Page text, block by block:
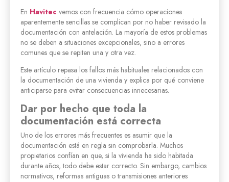
En Havitec vemos con frecuencia cómo operaciones
aparentemente sencillas se complican por no haber revisado la
documentación con antelación. La mayoría de estos problemas
no se deben a situaciones excepcionales, sino a errores
comunes que se repiten una y otra vez.
Este artículo repasa los fallos más habituales relacionados con
la documentación de una vivienda y explica por qué conviene
anticiparse para evitar consecuencias innecesarias.
Dar por hecho que toda la
documentación está correcta
Uno de los errores más frecuentes es asumir que la
documentación está en regla sin comprobarla. Muchos
propietarios confían en que, si la vivienda ha sido habitada
durante años, todo debe estar correcto. Sin embargo, cambios
normativos, reformas antiguas o transmisiones anteriores